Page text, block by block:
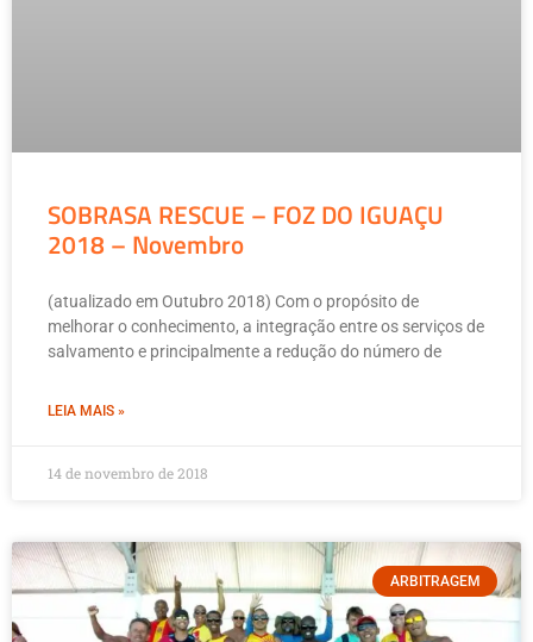
SOBRASA RESCUE – FOZ DO IGUAÇU
2018 – Novembro
(atualizado em Outubro 2018) Com o propósito de
melhorar o conhecimento, a integração entre os serviços de
salvamento e principalmente a redução do número de
LEIA MAIS »
14 de novembro de 2018
ARBITRAGEM